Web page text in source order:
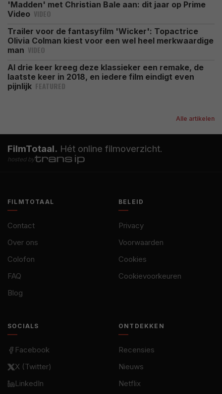
'Madden' met Christian Bale aan: dit jaar op Prime
Video VIDEO
Trailer voor de fantasyfilm 'Wicker': Topactrice
Olivia Colman kiest voor een wel heel merkwaardige
man VIDEO
Al drie keer kreeg deze klassieker een remake, de
laatste keer in 2018, en iedere film eindigt even
pijnlijk FEATURED
Alle artikelen
FilmTotaal. Hét online filmoverzicht.
hosted by
FILMTOTAAL
Contact
Over ons
Colofon
FAQ
Blog
BELEID
Privacy
Voorwaarden
Cookies
Cookievoorkeuren
SOCIALS
Facebook
X (Twitter)
LinkedIn
ONTDEKKEN
Recensies
Nieuws
Netflix